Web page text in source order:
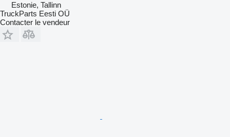
Estonie, Tallinn
TruckParts Eesti OÜ
Contacter le vendeur